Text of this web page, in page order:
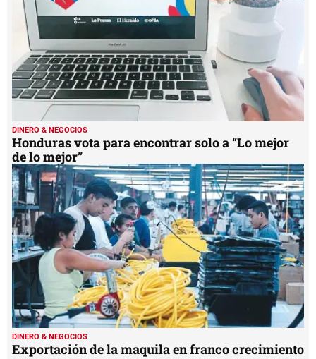
DINERO & NEGOCIOS
Honduras vota para encontrar solo a “Lo mejor
de lo mejor”
DINERO & NEGOCIOS
Exportación de la maquila en franco crecimiento